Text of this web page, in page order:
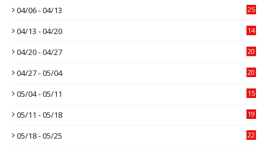
04/06 - 04/13 25
04/13 - 04/20 14
04/20 - 04/27 20
04/27 - 05/04 20
05/04 - 05/11 15
05/11 - 05/18 19
05/18 - 05/25 22